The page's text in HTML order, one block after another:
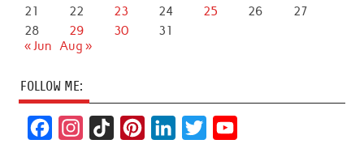
21
22 23 24 25 26
27
28
29 30
31
« Jun Aug »
FOLLOW ME: